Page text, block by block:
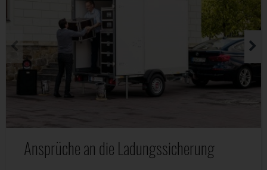
Ansprüche an die Ladungssicherung